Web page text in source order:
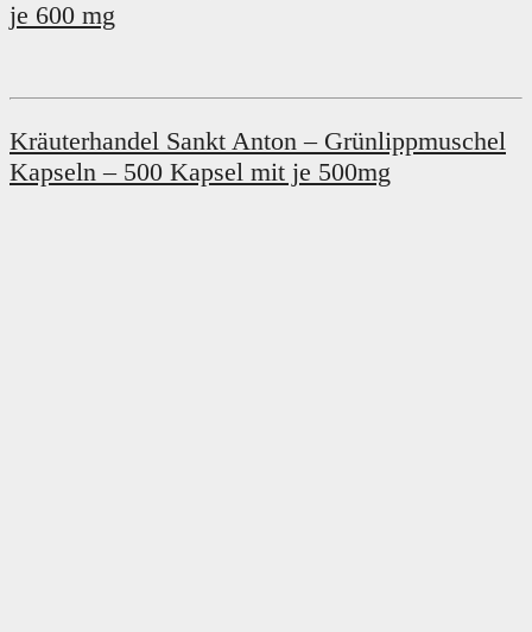
je 600 mg
Kräuterhandel Sankt Anton – Grünlippmuschel
Kapseln – 500 Kapsel mit je 500mg